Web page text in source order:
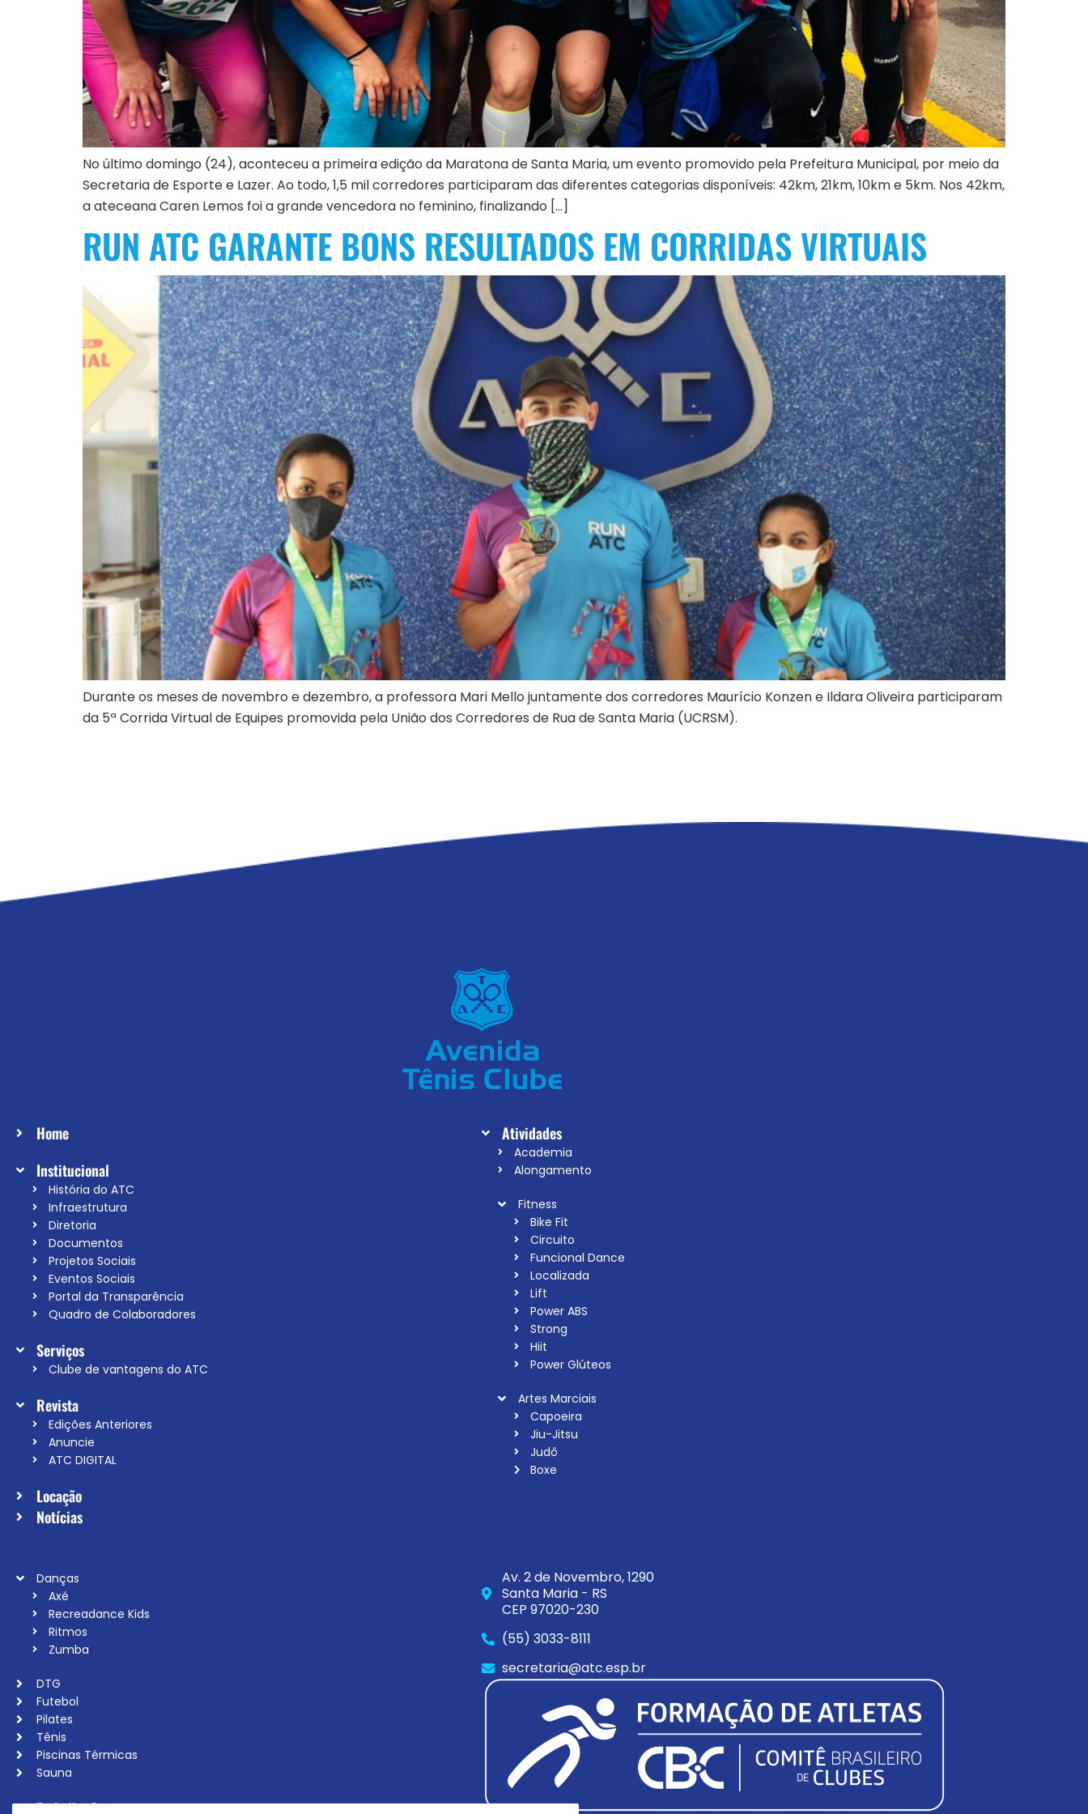
No último domingo (24), aconteceu a primeira edição da Maratona de Santa Maria, um evento promovido pela Prefeitura Municipal, por meio da
Secretaria de Esporte e Lazer. Ao todo, 1,5 mil corredores participaram das diferentes categorias disponíveis: 42km, 21km, 10km e 5km. Nos 42km,
a ateceana Caren Lemos foi a grande vencedora no feminino, finalizando […]
RUN ATC GARANTE BONS RESULTADOS EM CORRIDAS VIRTUAIS
Durante os meses de novembro e dezembro, a professora Mari Mello juntamente dos corredores Maurício Konzen e Ildara Oliveira participaram
da 5ª Corrida Virtual de Equipes promovida pela União dos Corredores de Rua de Santa Maria (UCRSM).
Home
Institucional
História do ATC
Infraestrutura
Diretoria
Documentos
Projetos Sociais
Eventos Sociais
Portal da Transparência
Quadro de Colaboradores
Serviços
Clube de vantagens do ATC
Revista
Edições Anteriores
Anuncie
ATC DIGITAL
Locação
Notícias
Atividades
Academia
Alongamento
Fitness
Bike Fit
Circuito
Funcional Dance
Localizada
Lift
Power ABS
Strong
Hiit
Power Glúteos
Artes Marciais
Capoeira
Jiu-Jitsu
Judô
Boxe
Danças
Axé
Recreadance Kids
Ritmos
Zumba
DTG
Futebol
Pilates
Tênis
Piscinas Térmicas
Sauna
Trabalhe Conosco
Av. 2 de Novembro, 1290
Santa Maria - RS
CEP 97020-230
(55) 3033-8111
secretaria@atc.esp.br